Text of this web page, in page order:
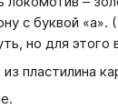
с буквой
но для этого
из пластилина